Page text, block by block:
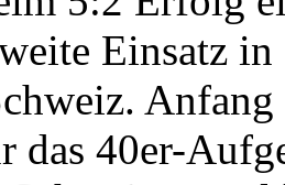
Einsatz
das 40er-